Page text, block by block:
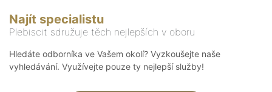
Najít specialistu
Plebiscit sdružuje těch nejlepších v oboru
Hledáte odborníka ve Vašem okolí? Vyzkoušejte naše
vyhledávání. Využívejte pouze ty nejlepší služby!